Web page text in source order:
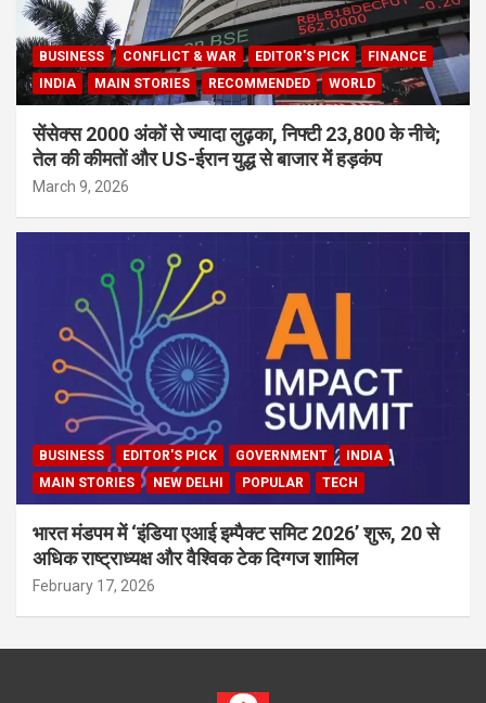
BUSINESS CONFLICT & WAR EDITOR'S PICK
FINANCE
INDIA
MAIN STORIES RECOMMENDED WORLD
सेंसेक्स 2000 अंकों से ज्यादा लुढ़का, निफ्टी 23,800 के नीचे;
तेल की कीमतों और US-ईरान युद्ध से बाजार में हड़कंप
March 9, 2026
BUSINESS EDITOR'S PICK GOVERNMENT
INDIA
MAIN STORIES
NEW DELHI POPULAR TECH
भारत मंडपम में ‘इंडिया एआई इम्पैक्ट समिट 2026’ शुरू, 20 से
अधिक राष्ट्राध्यक्ष और वैश्विक टेक दिग्गज शामिल
February 17, 2026